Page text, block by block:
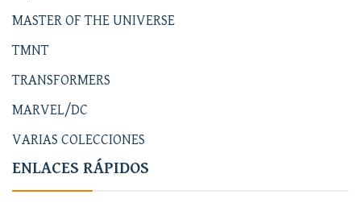
MASTER OF THE UNIVERSE
TMNT
TRANSFORMERS
MARVEL/DC
VARIAS COLECCIONES
ENLACES RÁPIDOS